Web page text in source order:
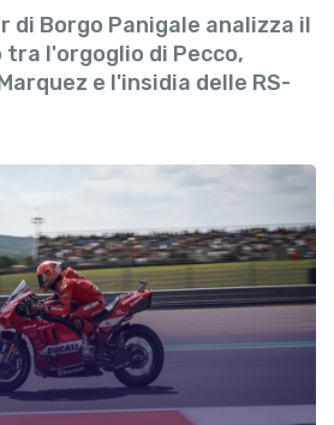
di Borgo Panigale analizza il
l'orgoglio di Pecco,
e l'insidia delle RS-